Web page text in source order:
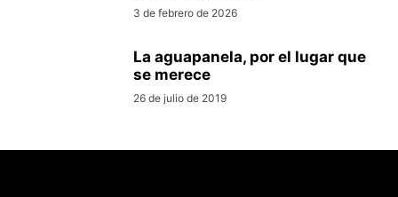
3 de febrero de 2026
La aguapanela, por el lugar que
se merece
26 de julio de 2019